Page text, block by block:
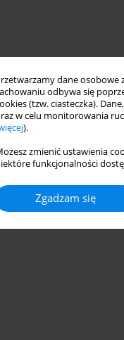
dane osobowe
odbywa się
(tzw. ciasteczka).
w celu monitorowania
).
zmienić ustawienia
funkcjonalności
Zgadzam się